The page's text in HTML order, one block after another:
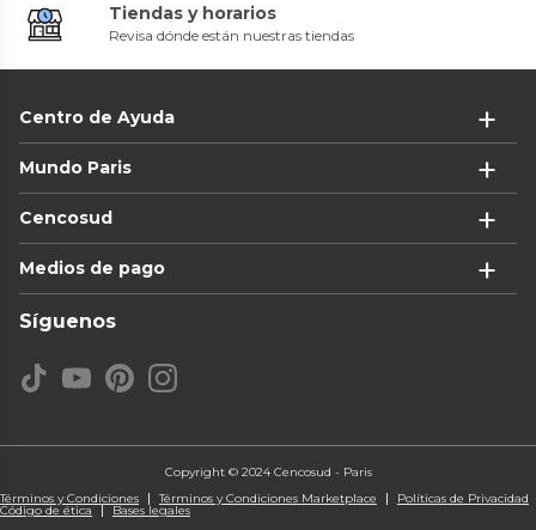
Tiendas y horarios
Revisa dónde están nuestras tiendas
Centro de Ayuda
Mundo Paris
Cencosud
Medios de pago
Síguenos
Copyright © 2024 Cencosud - Paris
Términos y Condiciones
Términos y Condiciones Marketplace Políticas de Privacidad
Código de ética Bases legales